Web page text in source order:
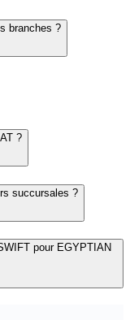
branches ?
?
succursales ?
pour EGYPTIAN